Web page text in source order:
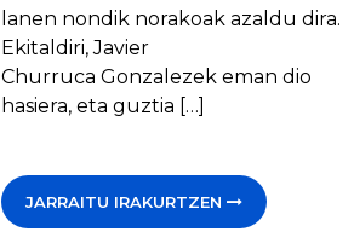
lanen nondik norakoak azaldu dira.
Ekitaldiri, Javier
Churruca Gonzalezek eman dio
hasiera, eta guztia […]
JARRAITU IRAKURTZEN